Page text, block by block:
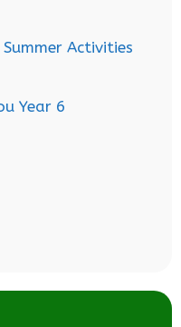
Activities
Year 6